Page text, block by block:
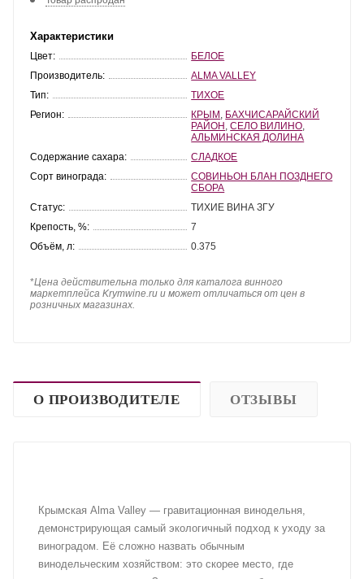
Характеристики
Цвет:
БЕЛОЕ
Производитель:
ALMA VALLEY
Тип:
ТИХОЕ
Регион:
КРЫМ БАХЧИСАРАЙСКИЙ
РАЙОН ,СЕЛО ВИЛИНО
АЛЬМИНСКАЯ ДОЛИНА
Содержание сахара:
СЛАДКОЕ
Сорт винограда:
СОВИНЬОН БЛАН ПОЗДНЕГО
СБОРА
Статус:
ТИХИЕ ВИНА ЗГУ
Крепость, %:
7
Объём, л:
0.375
*Цена действительна только для каталога винного
маркетплейса Krymwine.ru и может отличаться от цен в
розничных магазинах.
О ПРОИЗВОДИТЕЛЕ ОТЗЫВЫ
Крымская Alma Valley — гравитационная винодельня,
демонстрирующая самый экологичный подход к уходу за
виноградом. Её сложно назвать обычным
винодельческим хозяйством: это скорее место, где